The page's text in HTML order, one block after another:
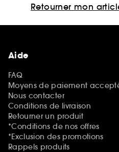
Retourner mon
Aide
FAQ
Moyens de paiement
Nous contacter
Conditions de livraison
Retourner un produit
*Conditions de nos offres
*Exclusion des promotions
Rappels produits